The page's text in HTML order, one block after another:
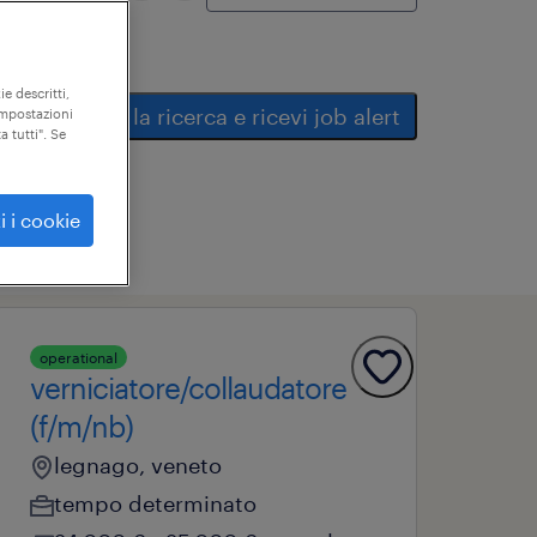
salva la ricerca e ricevi job alert
operational
verniciatore/collaudatore
(f/m/nb)
legnago, veneto
tempo determinato
descritti,
tutti". Se
i cookie